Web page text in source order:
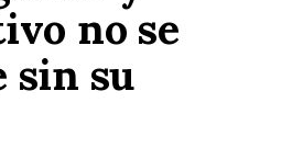
no se
sin su